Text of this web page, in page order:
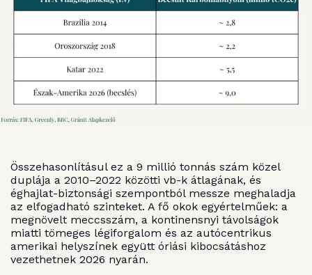
Összehasonlításul ez a 9 millió tonnás szám közel
duplája a 2010–2022 közötti vb-k átlagának, és
éghajlat-biztonsági szempontból messze meghaladja
az elfogadható szinteket. A fő okok egyértelműek: a
megnövelt meccsszám, a kontinensnyi távolságok
miatti tömeges légiforgalom és az autócentrikus
amerikai helyszínek együtt óriási kibocsátáshoz
vezethetnek 2026 nyarán.